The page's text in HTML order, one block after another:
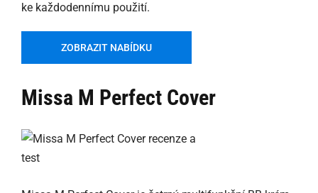
ke každodennímu použití.
ZOBRAZIT NABÍDKU
Missa M Perfect Cover